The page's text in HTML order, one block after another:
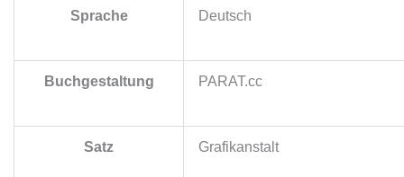
Sprache Deutsch
Buchgestaltung PARAT.cc
Satz Grafikanstalt